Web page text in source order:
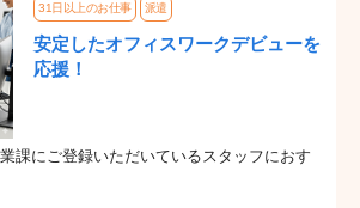
31日以上のお仕事 派遣
安定したオフィスワークデビューを
応援！
課にご登録いただいているスタッフにおす